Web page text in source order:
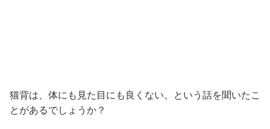
猫背は、体にも見た目にも良くない。という話を聞いたこ
とがあるでしょうか？